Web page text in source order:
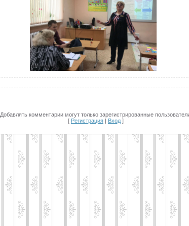
Добавлять комментарии могут только зарегистрированные
[ Регистрация | Вход ]